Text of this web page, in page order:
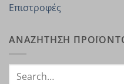
Επιστροφές
ΑΝΑΖΗΤΗΣΗ
Search